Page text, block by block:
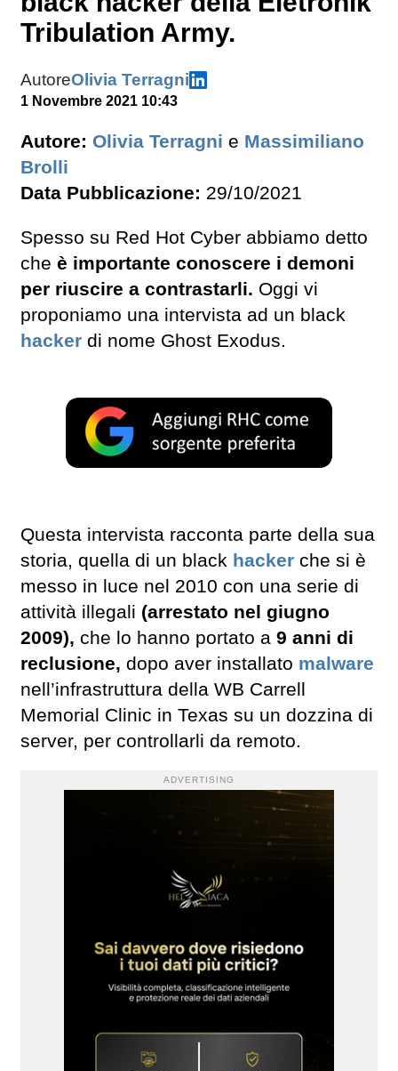
Tribulation Army.
AutoreOlivia Terragni
1 Novembre 2021 10:43
Autore: Olivia Terragni e Massimiliano
Brolli
Data Pubblicazione: 29/10/2021
Spesso su Red Hot Cyber abbiamo detto
che è importante conoscere i demoni
per riuscire a contrastarli. Oggi vi
proponiamo una intervista ad un black
hacker di nome Ghost Exodus.
Questa intervista racconta parte della sua
storia, quella di un black hacker che si è
messo in luce nel 2010 con una serie di
attività illegali (arrestato nel giugno
2009), che lo hanno portato a 9 anni di
reclusione, dopo aver installato malware
nell’infrastruttura della WB Carrell
Memorial Clinic in Texas su un dozzina di
server, per controllarli da remoto.
ADVERTISING